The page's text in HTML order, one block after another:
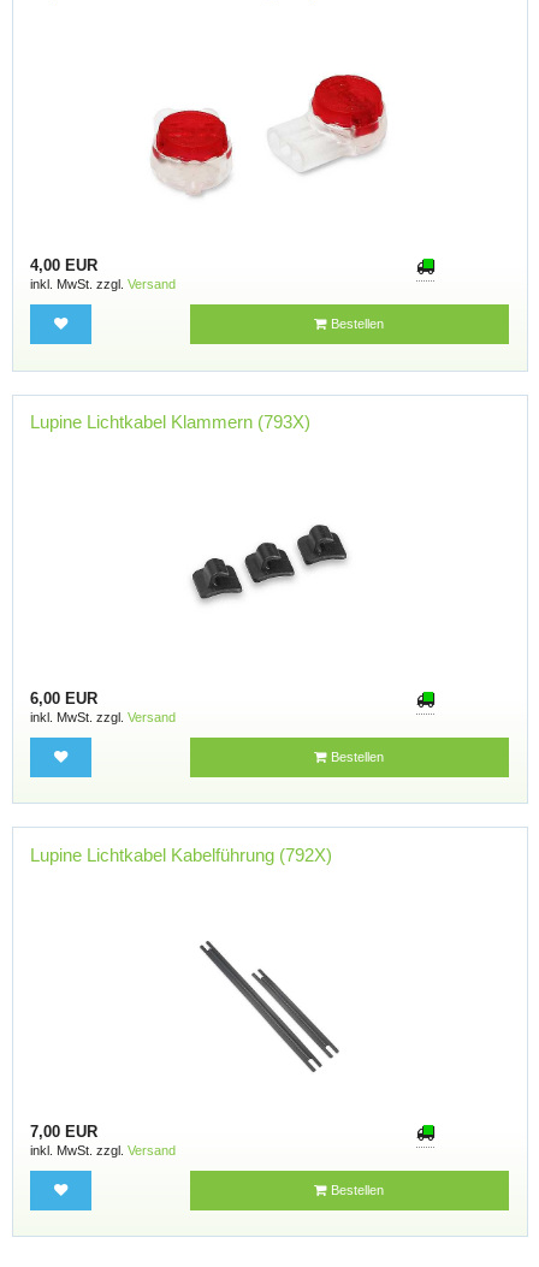
4,00 EUR
inkl. MwSt. zzgl. Versand
Bestellen
Lupine Lichtkabel Klammern (793X)
6,00 EUR
inkl. MwSt. zzgl. Versand
Bestellen
Lupine Lichtkabel Kabelführung (792X)
7,00 EUR
inkl. MwSt. zzgl. Versand
Bestellen